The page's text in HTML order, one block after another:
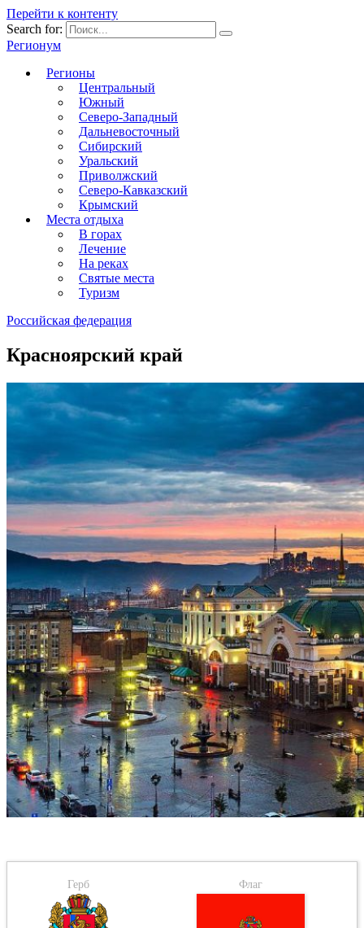
Перейти к контенту
Search for:
Регионум
Регионы
Центральный
Южный
Северо-Западный
Дальневосточный
Сибирский
Уральский
Приволжский
Северо-Кавказский
Крымский
Места отдыха
В горах
Лечение
На реках
Святые места
Туризм
Российская федерация
Красноярский край
Герб Флаг